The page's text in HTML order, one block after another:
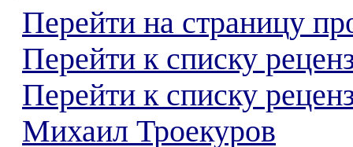
Перейти на страницу
Перейти к списку
Перейти к списку
Михаил Троекуров